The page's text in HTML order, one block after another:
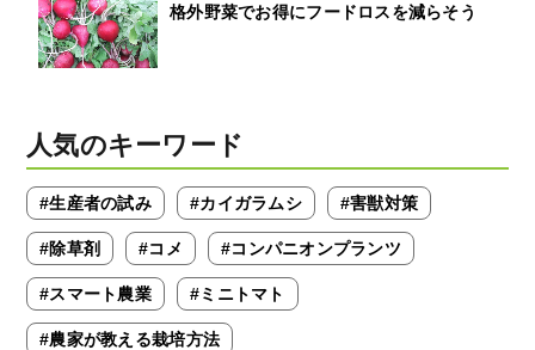
格外野菜でお得にフードロスを減らそう
人気のキーワード
#生産者の試み #カイガラムシ #害獣対策
#除草剤 #コメ #コンパニオンプランツ
#スマート農業 #ミニトマト
#農家が教える栽培方法